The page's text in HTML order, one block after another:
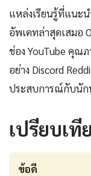
แหล่งเรียนรู้ที่แนะ
อัพเดทล่าสุดเสมอ
ช่อง YouTube คุณ
อย่าง Discord
ประสบการณ์กับนั
เปรียบเ
ข้อดี